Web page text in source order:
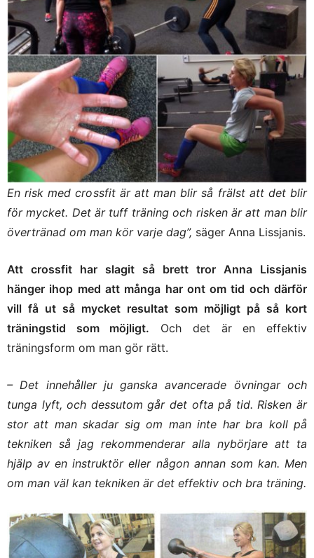
En risk med crossfit är att man blir så frälst att det blir
för mycket. Det är tuff träning och risken är att man blir
övertränad om man kör varje dag”, säger Anna Lissjanis.
Att crossfit har slagit så brett tror Anna Lissjanis
hänger ihop med att många har ont om tid och därför
vill få ut så mycket resultat som möjligt på så kort
träningstid som möjligt. Och det är en effektiv
träningsform om man gör rätt.
– Det innehåller ju ganska avancerade övningar och
tunga lyft, och dessutom går det ofta på tid. Risken är
stor att man skadar sig om man inte har bra koll på
tekniken så jag rekommenderar alla nybörjare att ta
hjälp av en instruktör eller någon annan som kan. Men
om man väl kan tekniken är det effektiv och bra träning.